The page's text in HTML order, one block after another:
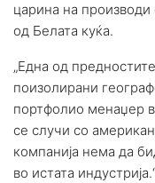
царина на
од Белата куќа.
„Една од
поизолирани
портфолио менаџер
се случи со
компанија нема да
во истата